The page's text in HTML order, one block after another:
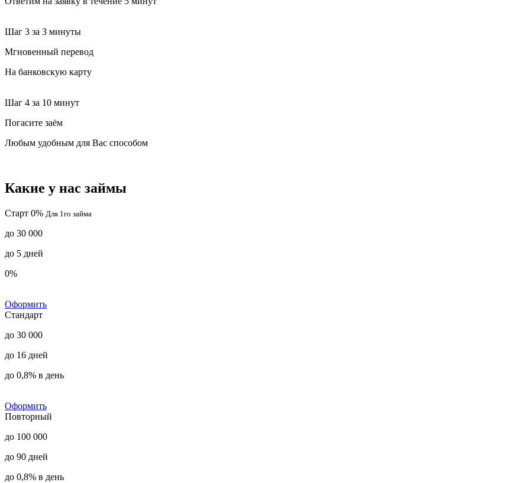
Шаг 3 за 3 минуты
Мгновенный перевод
На банковскую карту
Шаг 4 за 10 минут
Погасите заём
Любым удобным для Вас способом
Какие у нас займы
Старт 0% Для 1го займа
до 30 000
до 5 дней
0%
Оформить
Стандарт
до 30 000
до 16 дней
до 0,8% в день
Оформить
Повторный
до 100 000
до 90 дней
до 0,8% в день